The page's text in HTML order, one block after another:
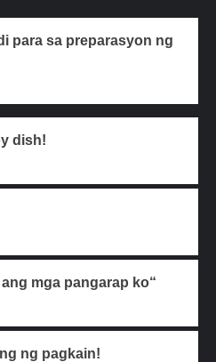
para sa preparasyon ng
dish!
mga pangarap ko“
ng pagkain!